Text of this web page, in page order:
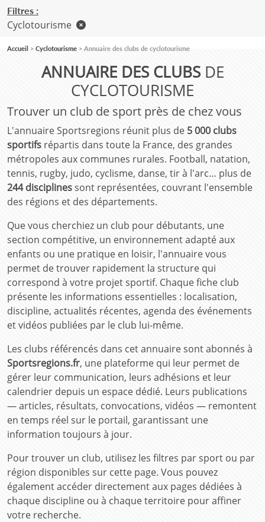
ANNUAIRE DES CLUBSDE
CYCLOTOURISME
Trouver un club de sport près de chez vous
L'annuaire Sportsregions réunit plus de 5 000 clubs
sportifs répartis dans toute la France, des grandes
métropoles aux communes rurales. Football, natation,
tennis, rugby, judo, cyclisme, danse, tir à l'arc… plus de
244 disciplinessont représentées, couvrant l'ensemble
des régions et des départements.
Que vous cherchiez un club pour débutants, une
section compétitive, un environnement adapté aux
enfants ou une pratique en loisir, l'annuaire vous
permet de trouver rapidement la structure qui
correspond à votre projet sportif. Chaque fiche club
présente les informations essentielles : localisation,
discipline, actualités récentes, agenda des événements
et vidéos publiées par le club lui-même.
Les clubs référencés dans cet annuaire sont abonnés à
Sportsregions.fr, une plateforme qui leur permet de
gérer leur communication, leurs adhésions et leur
calendrier depuis un espace dédié. Leurs publications
— articles, résultats, convocations, vidéos — remontent
en temps réel sur le portail, garantissant une
information toujours à jour.
Pour trouver un club, utilisez les filtres par sport ou par
région disponibles sur cette page. Vous pouvez
également accéder directement aux pages dédiées à
chaque discipline ou à chaque territoire pour affiner
votre recherche.
Filtres :
Cyclotourisme
Accueil Cyclotourisme Annuaire des clubs de cyclotourisme